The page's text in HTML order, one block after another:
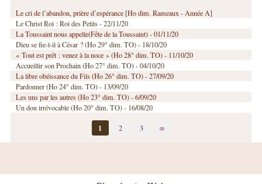
Le cri de l’abandon, prière d’espérance [Ho dim. Rameaux - Année A]
Le Christ Roi : Roi des Petits - 22/11/20
La Toussaint nous appelle(Fête de la Toussaint) - 01/11/20
Dieu se fie-t-il à César ? (Ho 29° dim. TO) - 18/10/20
« Tout est prêt : venez à la noce » (Ho 28° dim. TO) - 11/10/20
Accueillir son Prochain (Ho 27° dim. TO) - 04/10/20
La libre obéissance du Fils (Ho 26° dim. TO) - 27/09/20
Pardonner (Ho 24° dim. TO) - 13/09/20
Les uns par les autres (Ho 23° dim. TO) - 6/09/20
Un don irrévocable (Ho 20° dim. TO) - 16/08/20
1 2 3 ∞